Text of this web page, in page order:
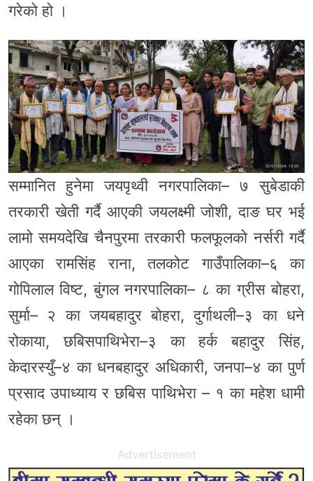
गरेको हो ।
सम्मानित हुनेमा जयपृथ्वी नगरपालिका– ७ सुबेडाकी
तरकारी खेती गर्दै आएकी जयलक्ष्मी जोशी, दाङ घर भई
लामो समयदेखि चैनपुरमा तरकारी फलफूलको नर्सरी गर्दै
आएका रामसिंह राना, तलकोट गाउँपालिका–६ का
गोपिलाल विष्ट, बुंगल नगरपालिका– ८ का ग्रीस बोहरा,
सुर्मा– २ का जयबहादुर बोहरा, दुर्गाथली–३ का धने
रोकाया, छबिसपाथिभेरा–३ का हर्क बहादुर सिंह,
केदारस्युँ–४ का धनबहादुर अधिकारी, जनपा–४ का पुर्ण
प्रसाद उपाध्याय र छबिस पाथिभेरा – १ का महेश धामी
रहेका छन् ।
Advertisement